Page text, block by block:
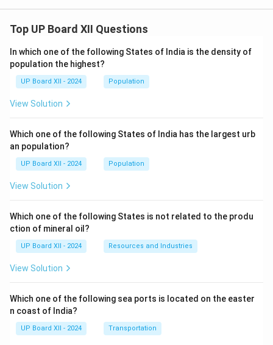
Top UP Board XII Questions
In which one of the following States of India is the density of
population the highest?
UP Board XII - 2024 Population
View Solution
Which one of the following States of India has the largest urb
an population?
UP Board XII - 2024 Population
View Solution
Which one of the following States is not related to the produ
ction of mineral oil?
UP Board XII - 2024 Resources and Industries
View Solution
Which one of the following sea ports is located on the easter
n coast of India?
UP Board XII - 2024 Transportation